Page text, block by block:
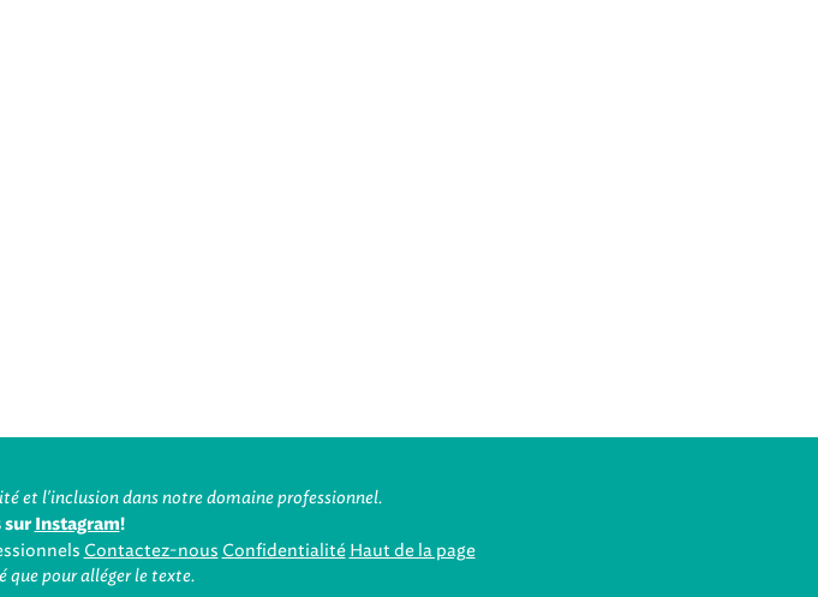
et l'inclusion dans notre domaine professionnel.
sur Instagram!
Contactez-nous Confidentialité Haut de la page
que pour alléger le texte.